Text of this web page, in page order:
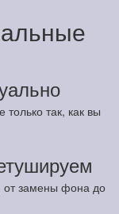
так, как вы
от замены фона до